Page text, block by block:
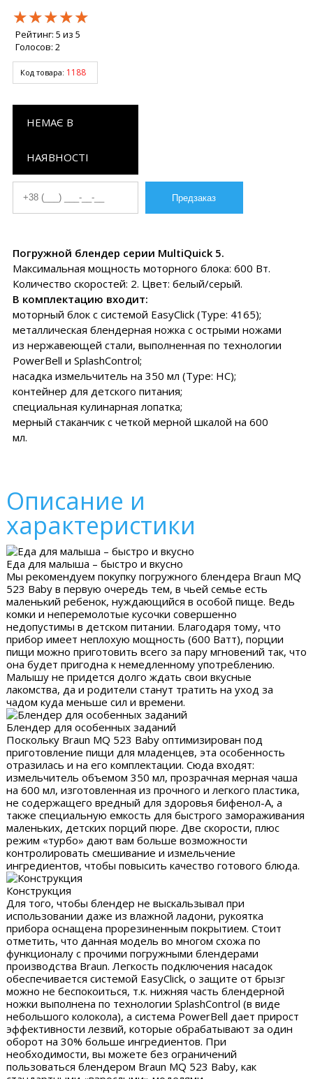
★★★★★
★★★★★
★★★★★
Рейтинг: 5 из 5
Голосов: 2
Код товара: 1188
НЕМАЄ В
НАЯВНОСТІ
Погружной блендер серии MultiQuick 5.
Максимальная мощность моторного блока: 600 Вт.
Количество скоростей: 2. Цвет: белый/серый.
В комплектацию входит:
моторный блок с системой EasyClick (Type: 4165);
металлическая блендерная ножка с острыми ножами
из нержавеющей стали, выполненная по технологии
PowerBell и SplashControl;
насадка измельчитель на 350 мл (Type: НС);
контейнер для детского питания;
специальная кулинарная лопатка;
мерный стаканчик с четкой мерной шкалой на 600
мл.
Описание и
характеристики
Еда для малыша – быстро и вкусно
Мы рекомендуем покупку погружного блендера Braun MQ
523 Baby в первую очередь тем, в чьей семье есть
маленький ребенок, нуждающийся в особой пище. Ведь
комки и неперемолотые кусочки совершенно
недопустимы в детском питании. Благодаря тому, что
прибор имеет неплохую мощность (600 Ватт), порции
пищи можно приготовить всего за пару мгновений так, что
она будет пригодна к немедленному употреблению.
Малышу не придется долго ждать свои вкусные
лакомства, да и родители станут тратить на уход за
чадом куда меньше сил и времени.
Блендер для особенных заданий
Поскольку Braun MQ 523 Baby оптимизирован под
приготовление пищи для младенцев, эта особенность
отразилась и на его комплектации. Сюда входят:
измельчитель объемом 350 мл, прозрачная мерная чаша
на 600 мл, изготовленная из прочного и легкого пластика,
не содержащего вредный для здоровья бифенол-А, а
также специальную емкость для быстрого замораживания
маленьких, детских порций пюре. Две скорости, плюс
режим «турбо» дают вам больше возможности
контролировать смешивание и измельчение
ингредиентов, чтобы повысить качество готового блюда.
Конструкция
Для того, чтобы блендер не выскальзывал при
использовании даже из влажной ладони, рукоятка
прибора оснащена прорезиненным покрытием. Стоит
отметить, что данная модель во многом схожа по
функционалу с прочими погружными блендерами
производства Braun. Легкость подключения насадок
обеспечивается системой EasyClick, о защите от брызг
можно не беспокоиться, т.к. нижняя часть блендерной
ножки выполнена по технологии SplashControl (в виде
небольшого колокола), а система PowerBell дает прирост
эффективности лезвий, которые обрабатывают за один
оборот на 30% больше ингредиентов. При
необходимости, вы можете без ограничений
пользоваться блендером Braun MQ 523 Baby, как